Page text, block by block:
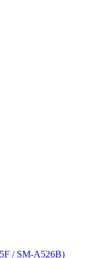
/ SM-A526B)